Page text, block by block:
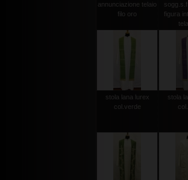
annunciazione telaio
filo oro
figura
stola lana lurex
col.verde
stola